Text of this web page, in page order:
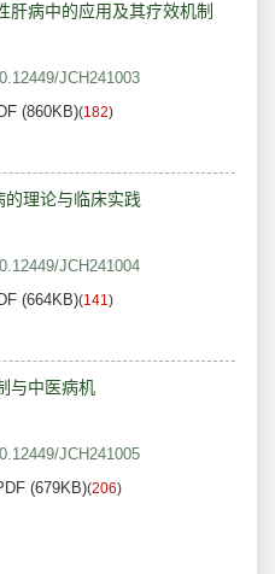
肝病中的应用及其疗效机制
JCH241003
(860KB)(182)
的理论与临床实践
JCH241004
(664KB)(141)
与中医病机
JCH241005
(679KB)(206)